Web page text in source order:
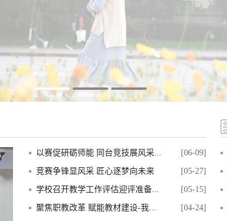
[06-09]
以赛促研砺师能 同台竞技展风采...
[05-27]
竞赛争锋显风采 匠心逐梦向未来
[05-15]
学校召开教学工作评估迎评准备...
[04-24]
聚焦职教改革 赋能教材建设-我...